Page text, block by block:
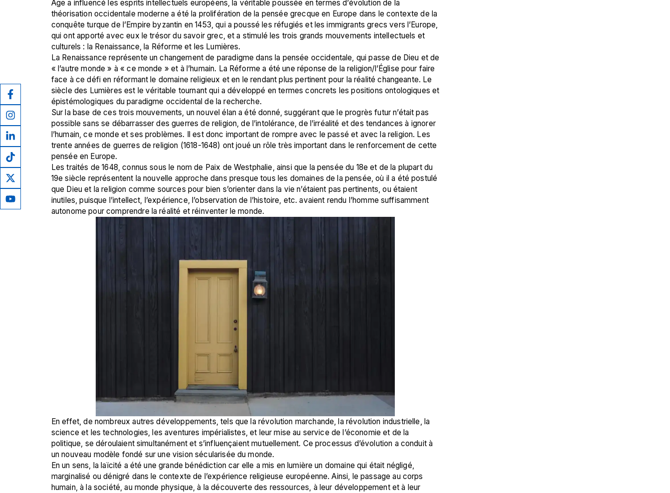
Âge a influencé les esprits intellectuels européens, la véritable poussée en termes d’évolution de la
théorisation occidentale moderne a été la prolifération de la pensée grecque en Europe dans le contexte de la
conquête turque de l’Empire byzantin en 1453, qui a poussé les réfugiés et les immigrants grecs vers l’Europe,
qui ont apporté avec eux le trésor du savoir grec, et a stimulé les trois grands mouvements intellectuels et
culturels : la Renaissance, la Réforme et les Lumières.
La Renaissance représente un changement de paradigme dans la pensée occidentale, qui passe de Dieu et de
« l’autre monde » à « ce monde » et à l’humain. La Réforme a été une réponse de la religion/l’Église pour faire
face à ce défi en réformant le domaine religieux et en le rendant plus pertinent pour la réalité changeante. Le
siècle des Lumières est le véritable tournant qui a développé en termes concrets les positions ontologiques et
épistémologiques du paradigme occidental de la recherche.
Sur la base de ces trois mouvements, un nouvel élan a été donné, suggérant que le progrès futur n’était pas
possible sans se débarrasser des guerres de religion, de l’intolérance, de l’irréalité et des tendances à ignorer
l’humain, ce monde et ses problèmes. Il est donc important de rompre avec le passé et avec la religion. Les
trente années de guerres de religion (1618-1648) ont joué un rôle très important dans le renforcement de cette
pensée en Europe.
Les traités de 1648, connus sous le nom de Paix de Westphalie, ainsi que la pensée du 18e et de la plupart du
19e siècle représentent la nouvelle approche dans presque tous les domaines de la pensée, où il a été postulé
que Dieu et la religion comme sources pour bien s’orienter dans la vie n’étaient pas pertinents, ou étaient
inutiles, puisque l’intellect, l’expérience, l’observation de l’histoire, etc. avaient rendu l’homme suffisamment
autonome pour comprendre la réalité et réinventer le monde.
En effet, de nombreux autres développements, tels que la révolution marchande, la révolution industrielle, la
science et les technologies, les aventures impérialistes, et leur mise au service de l’économie et de la
politique, se déroulaient simultanément et s’influençaient mutuellement. Ce processus d’évolution a conduit à
un nouveau modèle fondé sur une vision sécularisée du monde.
En un sens, la laïcité a été une grande bénédiction car elle a mis en lumière un domaine qui était négligé,
marginalisé ou dénigré dans le contexte de l’expérience religieuse européenne. Ainsi, le passage au corps
humain, à la société, au monde physique, à la découverte des ressources, à leur développement et à leur